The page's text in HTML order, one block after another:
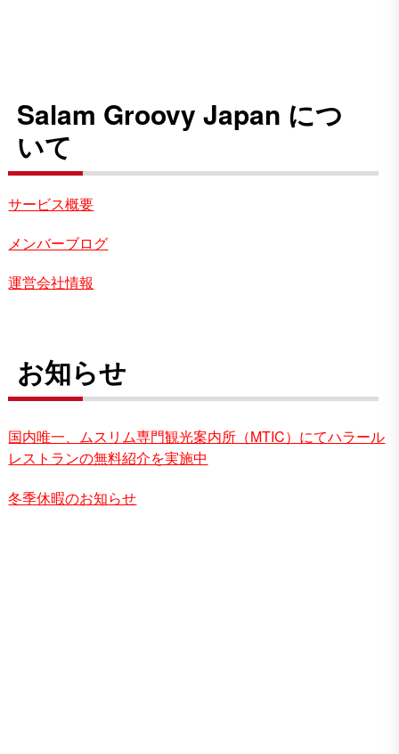
Salam Groovy Japan につ
いて
サービス概要
メンバーブログ
運営会社情報
お知らせ
国内唯一、ムスリム専門観光案内所（MTIC）にてハラール
レストランの無料紹介を実施中
冬季休暇のお知らせ